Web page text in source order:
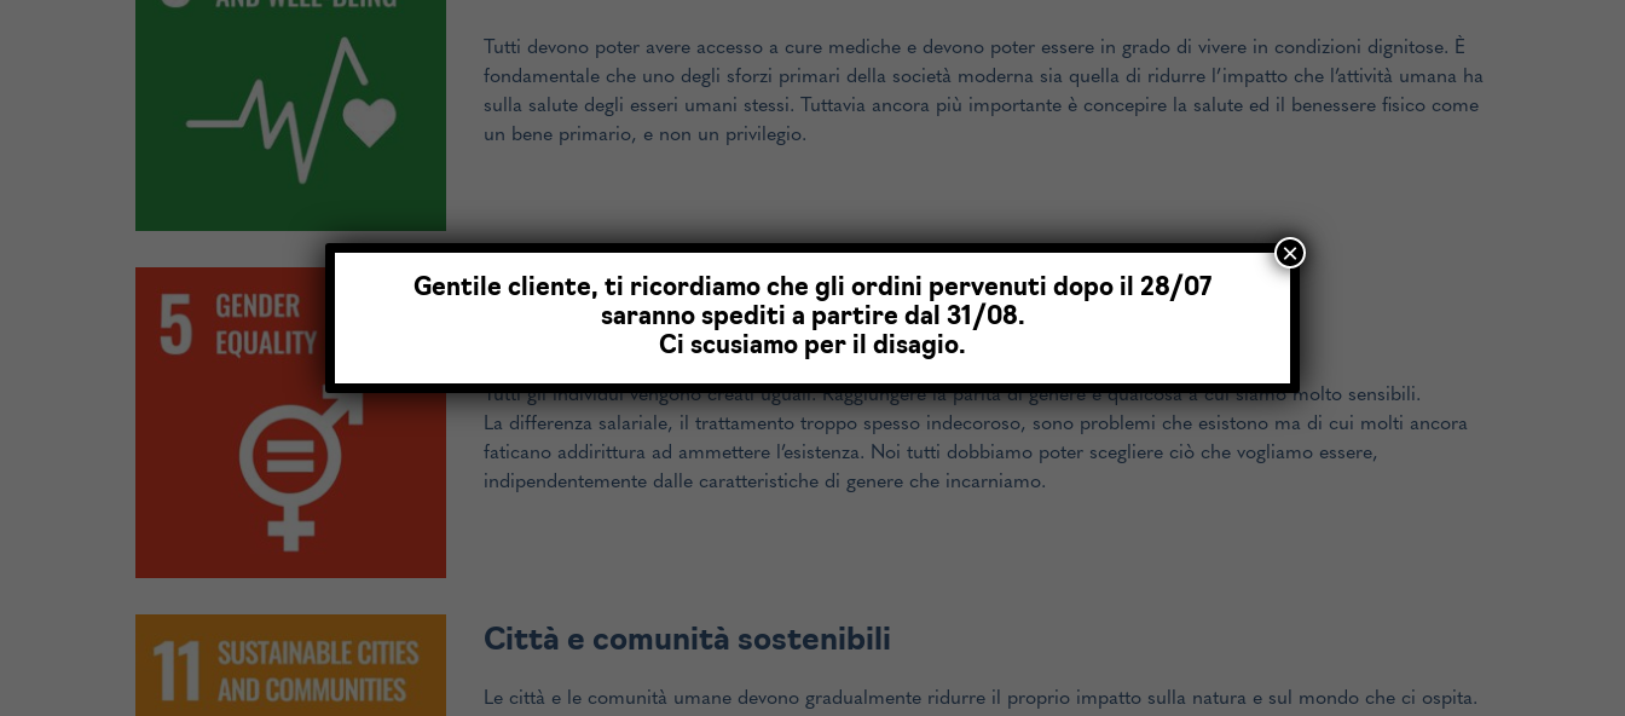
Tutti devono poter avere accesso a cure mediche e devono poter essere in grado di vivere in condizioni dignitose. È
fondamentale che uno degli sforzi primari della società moderna sia quella di ridurre l’impatto che l’attività umana ha
sulla salute degli esseri umani stessi. Tuttavia ancora più importante è concepire la salute ed il benessere fisico come
un bene primario, e non un privilegio.
Parità di genere
Tutti gli individui vengono creati uguali. Raggiungere la parità di genere è qualcosa a cui siamo molto sensibili.
La differenza salariale, il trattamento troppo spesso indecoroso, sono problemi che esistono ma di cui molti ancora
faticano addirittura ad ammettere l’esistenza. Noi tutti dobbiamo poter scegliere ciò che vogliamo essere,
indipendentemente dalle caratteristiche di genere che incarniamo.
Città e comunità sostenibili
Le città e le comunità umane devono gradualmente ridurre il proprio impatto sulla natura e sul mondo che ci ospita.
Gentile cliente, ti ricordiamo che gli ordini pervenuti dopo il 28/07
saranno spediti a partire dal 31/08.
Ci scusiamo per il disagio.
×